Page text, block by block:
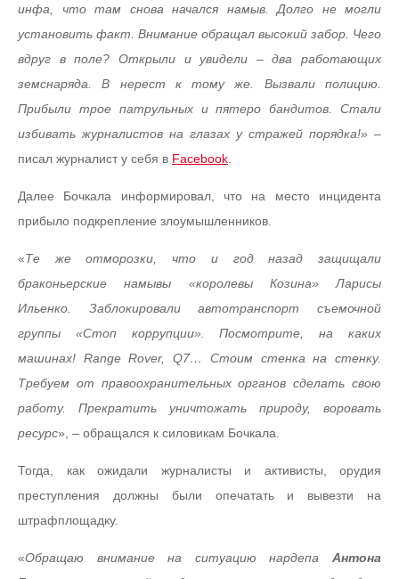
инфа, что там снова начался намыв. Долго не могли
установить факт. Внимание обращал высокий забор. Чего
вдруг в поле? Открыли и увидели – два работающих
земснаряда. В нерест к тому же. Вызвали полицию.
Прибыли трое патрульных и пятеро бандитов. Стали
избивать журналистов на глазах у стражей порядка!» –
писал журналист у себя в Facebook
Далее Бочкала информировал, что на место инцидента
прибыло подкрепление злоумышленников.
«Те же отморозки, что и год назад защищали
браконьерские намывы «королевы Козина» Ларисы
Ильенко. Заблокировали автотранспорт съемочной
группы «Стоп коррупции». Посмотрите, на каких
машинах! Range Rover, Q7… Стоим стенка на стенку.
Требуем от правоохранительных органов сделать свою
работу. Прекратить уничтожать природу, воровать
ресурс», – обращался к силовикам Бочкала.
Тогда, как ожидали журналисты и активисты, орудия
преступления должны были опечатать и вывезти на
штрафплощадку.
«Обращаю внимание на ситуацию нардепа Антона